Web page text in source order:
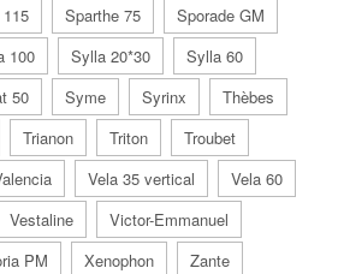
Sparthe 75
Sporade GM
100 Sylla 20*30
Sylla 60
50 Syme Syrinx
Thèbes
Trianon Triton
Troubet
Vela 35 vertical
Vela 60
Vestaline
Victor-Emmanuel
PM Xenophon
Zante